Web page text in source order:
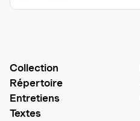
Collection
Répertoire
Entretiens
Textes